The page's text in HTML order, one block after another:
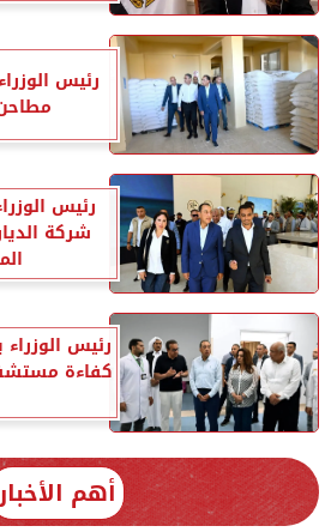
رئيس
رئيس
شركة
رئيس
كفاءة
أهم